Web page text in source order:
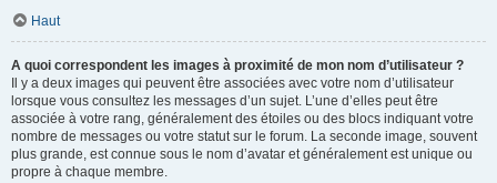
Haut
A quoi correspondent les images à proximité de mon nom d’utilisateur ?
Il y a deux images qui peuvent être associées avec votre nom d’utilisateur
lorsque vous consultez les messages d’un sujet. L’une d’elles peut être
associée à votre rang, généralement des étoiles ou des blocs indiquant votre
nombre de messages ou votre statut sur le forum. La seconde image, souvent
plus grande, est connue sous le nom d’avatar et généralement est unique ou
propre à chaque membre.